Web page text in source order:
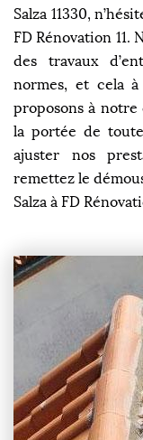
Salza 11330,
FD Rénovation 11.
des travaux
normes, et cela
proposons à notre
la portée de
ajuster nos
remettez le
Salza à FD